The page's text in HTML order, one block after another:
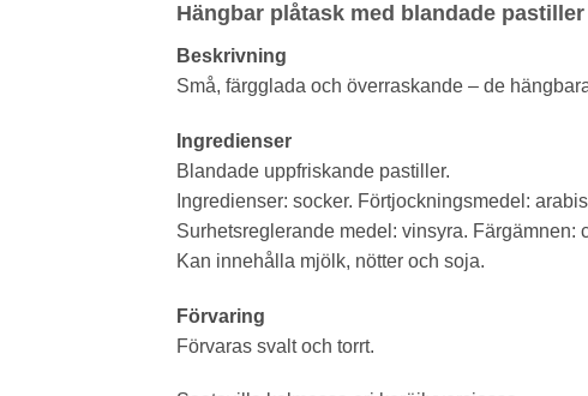
Hängbar plåtask med blandade pastiller
Beskrivning
Små, färgglada och överraskande – de
Ingredienser
Blandade uppfriskande pastiller.
Ingredienser: socker. Förtjockningsmedel:
Surhetsreglerande medel: vinsyra. Färgämnen:
Kan innehålla mjölk, nötter och soja.
Förvaring
Förvaras svalt och torrt.